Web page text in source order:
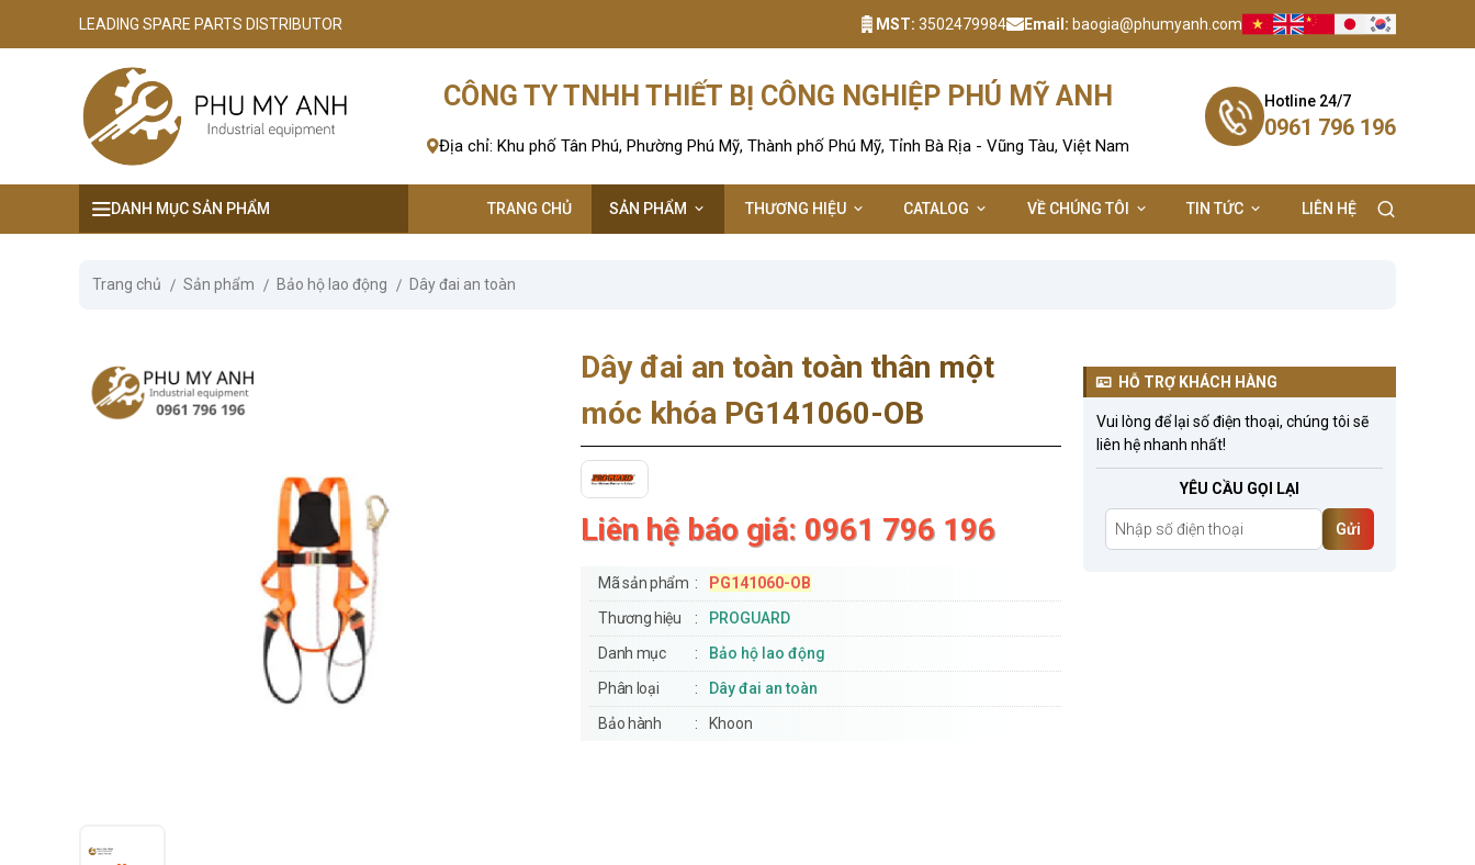
LEADING SPARE PARTS DISTRIBUTOR MST: 3502479984 Email: baogia@phumyanh.com
CÔNG TY TNHH THIẾT BỊ CÔNG NGHIỆP PHÚ MỸ ANH
Địa chỉ: Khu phố Tân Phú, Phường Phú Mỹ, Thành phố Phú Mỹ, Tỉnh Bà Rịa - Vũng Tàu, Việt Nam
Hotline 24/7
0961 796 196
DANH MỤC SẢN PHẨM TRANG CHỦ SẢN PHẨM THƯƠNG HIỆU CATALOG VỀ CHÚNG TÔI TIN TỨC LIÊN HỆ
Trang chủ Sản phẩm Bảo hộ lao động Dây đai an toàn
Dây đai an toàn toàn thân một
móc khóa PG141060-OB
Liên hệ báo giá: 0961 796 196
Mã sản phẩm
PG141060-OB
Thương hiệu
PROGUARD
Danh mục
Bảo hộ lao động
Phân loại
Dây đai an toàn
Bảo hành
Khoon
HỖ TRỢ KHÁCH HÀNG
Vui lòng để lại số điện thoại, chúng tôi sẽ
liên hệ nhanh nhất!
YÊU CẦU GỌI LẠI
Gửi